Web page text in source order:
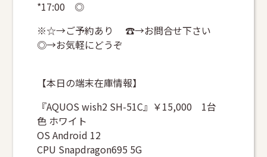
*17:00 ◎
※☆→ご予約あり ☎→お問合せ下さい
◎→お気軽にどうぞ
【本日の端末在庫情報】
『AQUOS wish2 SH-51C』￥15,000 1台
色 ホワイト
OS Android 12
CPU Snapdragon695 5G